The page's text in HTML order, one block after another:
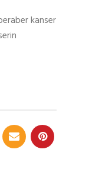
kanser